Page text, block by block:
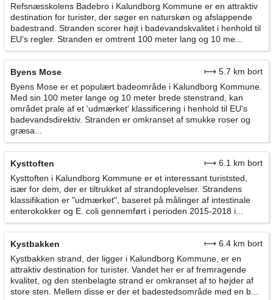
Refsnæsskolens Badebro i Kalundborg Kommune er en attraktiv
destination for turister, der søger en naturskøn og afslappende
badestrand. Stranden scorer højt i badevandskvalitet i henhold til
EU's regler. Stranden er omtrent 100 meter lang og 10 me...
Byens Mose
⟼ 5.7 km bort
Byens Mose er et populært badeområde i Kalundborg Kommune.
Med sin 100 meter lange og 10 meter brede stenstrand, kan
området prale af et 'udmærket' klassificering i henhold til EU's
badevandsdirektiv. Stranden er omkranset af smukke roser og
græsa...
Kysttoften
⟼ 6.1 km bort
Kysttoften i Kalundborg Kommune er et interessant turiststed,
især for dem, der er tiltrukket af strandoplevelser. Strandens
klassifikation er "udmærket", baseret på målinger af intestinale
enterokokker og E. coli gennemført i perioden 2015-2018 i...
Kystbakken
⟼ 6.4 km bort
Kystbakken strand, der ligger i Kalundborg Kommune, er en
attraktiv destination for turister. Vandet her er af fremragende
kvalitet, og den stenbelagte strand er omkranset af to højder af
store sten. Mellem disse er der et badestedsområde med en b...